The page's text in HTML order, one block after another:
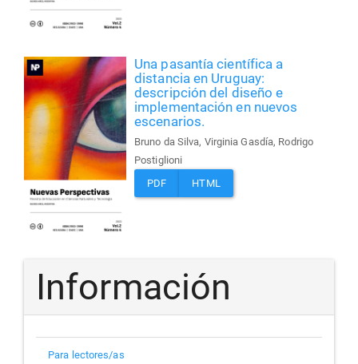
Una pasantía científica a
distancia en Uruguay:
descripción del diseño e
implementación en nuevos
escenarios.
Bruno da Silva, Virginia Gasdía, Rodrigo
Postiglioni
PDF
HTML
Información
Para lectores/as